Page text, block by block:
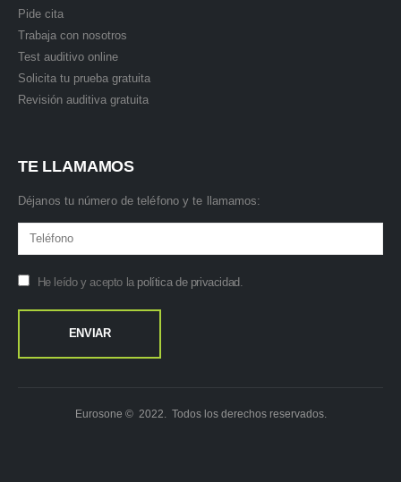
Pide cita
Trabaja con nosotros
Test auditivo online
Solicita tu prueba gratuita
Revisión auditiva gratuita
TE LLAMAMOS
Déjanos tu número de teléfono y te llamamos:
He leído y acepto la política de privacidad.
Eurosone © 2022. Todos los derechos reservados.